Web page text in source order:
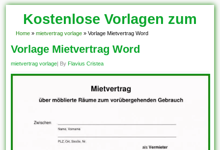
Kostenlose Vorlagen zum
Download!
Home » mietvertrag vorlage » Vorlage Mietvertrag Word
Vorlage Mietvertrag Word
mietvertrag vorlage| By Flavius Cristea